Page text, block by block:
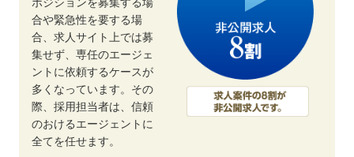
ポジションを募集する場
合や緊急性を要する場
合、求人サイト上では募
集せず、専任のエージェ
ントに依頼するケースが
多くなっています。その
際、採用担当者は、信頼
のおけるエージェントに
全てを任せます。